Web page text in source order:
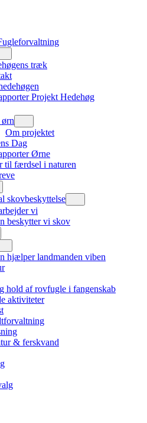
træk
Projekt Hedehøg
Om projektet
Dag
Ørne
til færdsel i naturen
skovbeskyttelse
vi
beskytter vi skov
hjælper landmanden viben
hold af rovfugle i fangenskab
aktiviteter
& ferskvand